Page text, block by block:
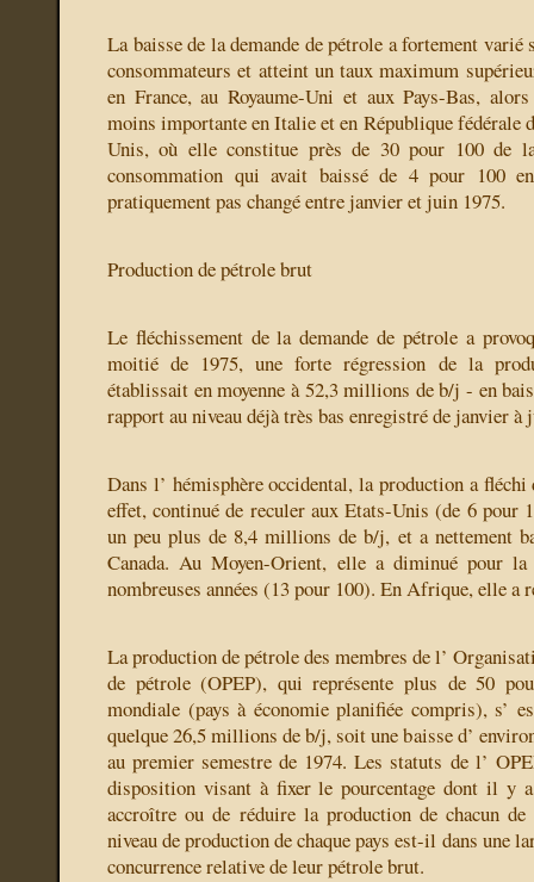
La baisse de la demande de pétrole a fortement
consommateurs et atteint un taux maximum
en France, au Royaume-Uni et aux Pays-Bas,
moins importante en Italie et en République fédérale
Unis, où elle constitue près de 30 pour 100 de
consommation qui avait baissé de 4 pour 100
pratiquement pas changé entre janvier et juin 1975.
Production de pétrole brut
Le fléchissement de la demande de pétrole a
moitié de 1975, une forte régression de la
établissait en moyenne à 52,3 millions de b/j - en
rapport au niveau déjà très bas enregistré de janvier à
Dans l’ hémisphère occidental, la production a
effet, continué de reculer aux Etats-Unis (de 6 pour
un peu plus de 8,4 millions de b/j, et a nettement
Canada. Au Moyen-Orient, elle a diminué pour
nombreuses années (13 pour 100). En Afrique, elle a
La production de pétrole des membres de l’
de pétrole (OPEP), qui représente plus de 50
mondiale (pays à économie planifiée compris), s’
quelque 26,5 millions de b/j, soit une baisse d’
au premier semestre de 1974. Les statuts de l’
disposition visant à fixer le pourcentage dont il y
accroître ou de réduire la production de chacun
niveau de production de chaque pays est-il dans une
concurrence relative de leur pétrole brut.